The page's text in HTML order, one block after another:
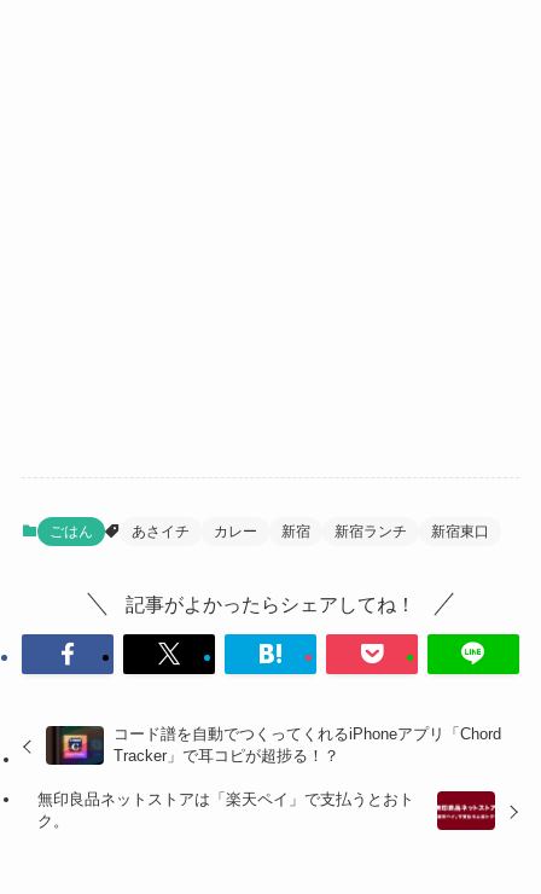
ごはん あさイチ カレー 新宿 新宿ランチ 新宿東口
記事がよかったらシェアしてね！
コード譜を自動でつくってくれるiPhoneアプリ「Chord
Tracker」で耳コピが超捗る！？
無印良品ネットストアは「楽天ペイ」で支払うとおト
ク。